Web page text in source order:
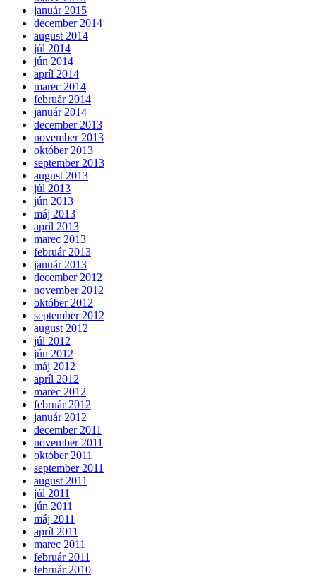
január 2015
december 2014
august 2014
júl 2014
jún 2014
apríl 2014
marec 2014
február 2014
január 2014
december 2013
november 2013
október 2013
september 2013
august 2013
júl 2013
jún 2013
máj 2013
apríl 2013
marec 2013
február 2013
január 2013
december 2012
november 2012
október 2012
september 2012
august 2012
júl 2012
jún 2012
máj 2012
apríl 2012
marec 2012
február 2012
január 2012
december 2011
november 2011
október 2011
september 2011
august 2011
júl 2011
jún 2011
máj 2011
apríl 2011
marec 2011
február 2011
február 2010